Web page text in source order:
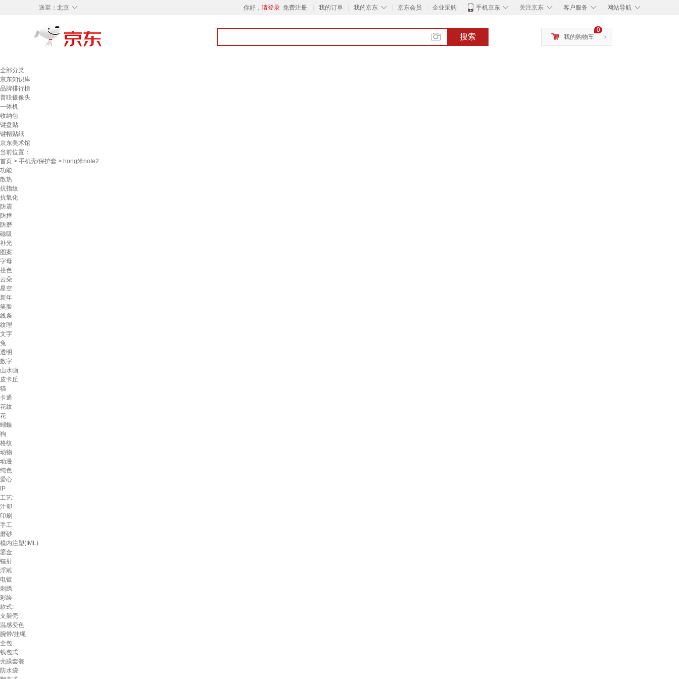
◇
送至： 北京 你好， 请登录 免费注册 我的订单 ◇
我的京东 京东会员 企业采购 ◇
手机京东 ◇
关注京东 ◇
客户服务 ◇
网站导航
搜索 >
0
我的购物车
全部分类
京东知识库
品牌排行榜
普联摄像头
一体机
收纳包
键盘贴
键帽贴纸
京东美术馆
当前位置：
首页 > 手机壳/保护套 > hong米note2
功能:
散热
抗指纹
抗氧化
防震
防摔
防磨
磁吸
补光
图案:
字母
撞色
云朵
星空
新年
笑脸
线条
纹理
文字
兔
透明
数字
山水画
皮卡丘
猫
卡通
花纹
花
蝴蝶
狗
格纹
动物
动漫
纯色
爱心
IP
工艺:
注塑
印刷
手工
磨砂
模内注塑(IML)
鎏金
镭射
浮雕
电镀
刺绣
彩绘
款式:
支架壳
温感变色
腕带/挂绳
全包
钱包式
壳膜套装
防水袋